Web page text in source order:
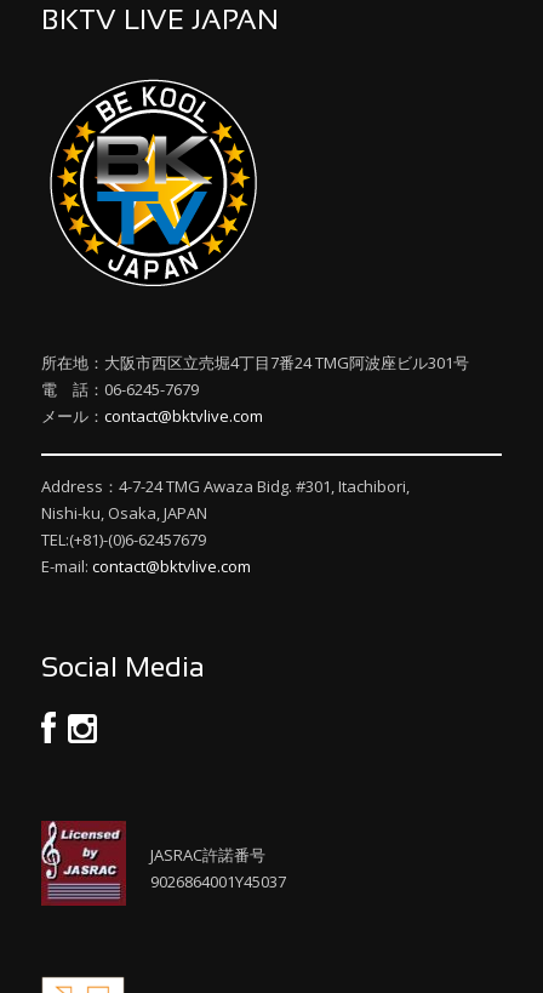
BKTV LIVE JAPAN
所在地：大阪市西区立売堀4丁目7番24 TMG阿波座ビル301号
電 話：06-6245-7679
メール： contact@bktvlive.com
Address：4-7-24 TMG Awaza Bidg. #301, Itachibori,
Nishi-ku, Osaka, JAPAN
TEL:(+81)-(0)6-62457679
E-mail: contact@bktvlive.com
Social Media
JASRAC許諾番号
9026864001Y45037